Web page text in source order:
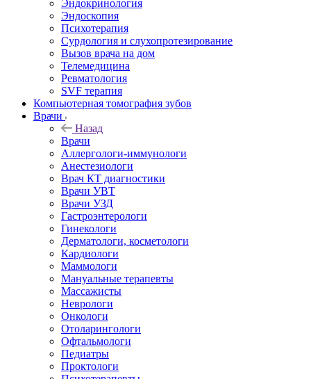
Эндокринология
Эндоскопия
Психотерапия
Сурдология и слухопротезирование
Вызов врача на дом
Телемедицина
Ревматология
SVF терапия
Компьютерная томография зубов
Врачи
Назад
Врачи
Аллергологи-иммунологи
Анестезиологи
Врач КТ диагностики
Врачи УВТ
Врачи УЗД
Гастроэнтерологи
Гинекологи
Дерматологи, косметологи
Кардиологи
Маммологи
Мануальные терапевты
Массажисты
Неврологи
Онкологи
Отоларингологи
Офтальмологи
Педиатры
Проктологи